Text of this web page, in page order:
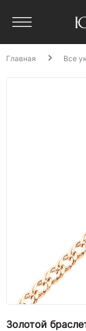
Главная Все
Золотой